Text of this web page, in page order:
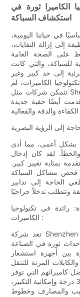
الكاميرا ثورة في
استكشاف السباكة
في حياتنا اليومية،
إلى إزالة النفايات،
على الصحة العامة
للسباكة، والتي كانت
إلى حد كبير وغير
الكاميرات، لم
تتمكن شركات مثل Shenzhen Vicam Mechatronics Co., Ltd من
أيضًا حقبة جديدة
بشكل أعمى، مما أدى
لقد كان إدخال
بمثابة تغيير كبير.
فحص مشاكل السباكة
الحاجة إلى تدابير
رائدة في تكنولوجيا
الكاميرات :
تعد شركة Shenzhen Vicam Mechatronics Co., Ltd رائدة في
ثورة في الصناعة
بين أجهزة استشعار
المرنة للتنقل
كاميراتهم التي توفر
مجموعة من الوظائف، مثل الدوران بزاوية 360 درجة وإمكانية التكبير،
والمصارف وخطوط